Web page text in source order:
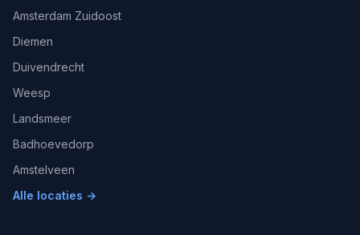
Amsterdam Zuidoost
Diemen
Duivendrecht
Weesp
Landsmeer
Badhoevedorp
Amstelveen
Alle locaties →